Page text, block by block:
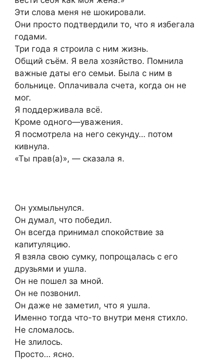
Эти слова меня не шокировали.
Они просто подтвердили то, что я избегала
годами.
Три года я строила с ним жизнь.
Общий съём. Я вела хозяйство. Помнила
важные даты его семьи. Была с ним в
больнице. Оплачивала счета, когда он не
мог.
Я поддерживала всё.
Кроме одного—уважения.
Я посмотрела на него секунду… потом
кивнула.
«Ты прав(а)», — сказала я.
Он ухмыльнулся.
Он думал, что победил.
Он всегда принимал спокойствие за
капитуляцию.
Я взяла свою сумку, попрощалась с его
друзьями и ушла.
Он не пошел за мной.
Он не позвонил.
Он даже не заметил, что я ушла.
Именно тогда что-то внутри меня стихло.
Не сломалось.
Не злилось.
Просто… ясно.